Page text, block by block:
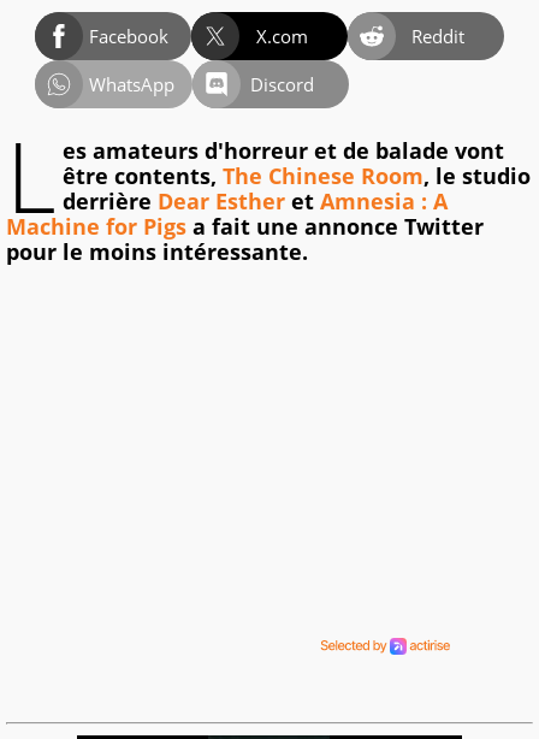
Facebook X.com
Reddit
WhatsApp
Discord
L es amateurs d'horreur et de balade vont
être contents, The Chinese Room, le studio
derrière Dear Esther et Amnesia : A
Machine for Pigs a fait une annonce Twitter
pour le moins intéressante.